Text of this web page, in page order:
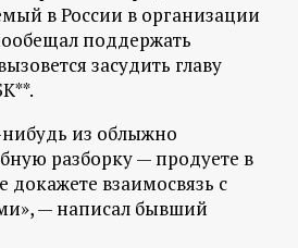
в России в организации
поддержать
засудить главу
из облыжно
разборку — продуете в
докажете взаимосвязь с
— написал бывший